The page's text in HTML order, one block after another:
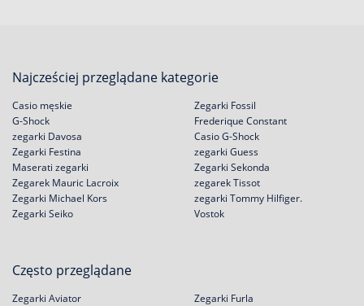
Najcześciej przeglądane kategorie
Casio męskie
G-Shock
zegarki Davosa
Zegarki Festina
Zegarki Fossil
Frederique Constant
Casio G-Shock
zegarki Guess
Maserati zegarki
Zegarek Mauric Lacroix
Zegarki Michael Kors
Zegarki Seiko
Zegarki Sekonda
zegarek Tissot
zegarki Tommy Hilfiger.
Vostok
Często przeglądane
Zegarki Aviator
Zegarki Furla